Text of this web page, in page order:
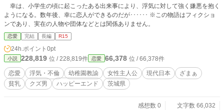
幸は、小学生の頃に起こったある出来事により、浮気に対して強く嫌悪を抱く
ようになる。数年後、幸に恋人ができるのだが･･････ ※この物語はフィクショ
ンであり、実在の人物や団体などとは関係ありません。
恋愛 完結 長編 R15
24h.ポイント 0pt
小説 228,819 位 / 228,819件 恋愛 66,378 位 / 66,378件
恋愛 浮気・不倫 幼稚園教諭 女性主人公 現代日本
ざまぁ
貧乳
クズ男 ハッピーエンド 茨城県
感想数 0
文字数 66,032